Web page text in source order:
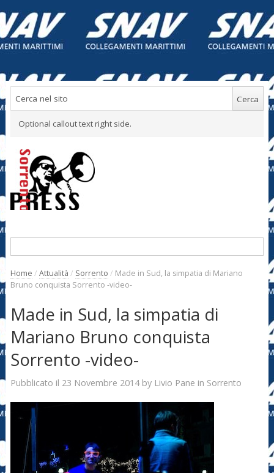
Optional callout text right side.
Home / Attualità / Sorrento / Made in Sud, la simpatia di Mariano
Bruno conquista Sorrento -video-
Made in Sud, la simpatia di
Mariano Bruno conquista
Sorrento -video-
Pubblicato il 23 Novembre 2014by Livio Pane in Sorrento